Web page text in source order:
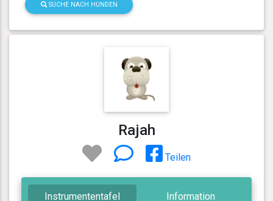
SUCHE NACH HUNDEN
Rajah
Teilen
Instrumententafel Information